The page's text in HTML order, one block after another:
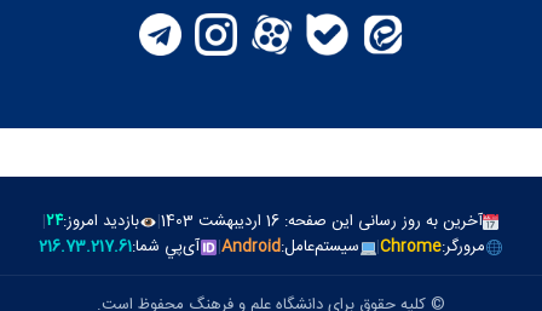
آخرین به روز رسانی این صفحه: 16 اردیبهشت 1403 | بازدید امروز:۲۴|
مرورگر:Chrome
| سیستم‌عامل:Android
| آی‌پي شما:216.73.217.61
© کلیه حقوق برای دانشگاه علم و فرهنگ محفوظ است.